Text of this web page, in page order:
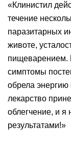
«Клинистил
течение
паразитарных
животе,
пищеварением.
симптомы
обрела
лекарство
облегчение, и я
результатами!»